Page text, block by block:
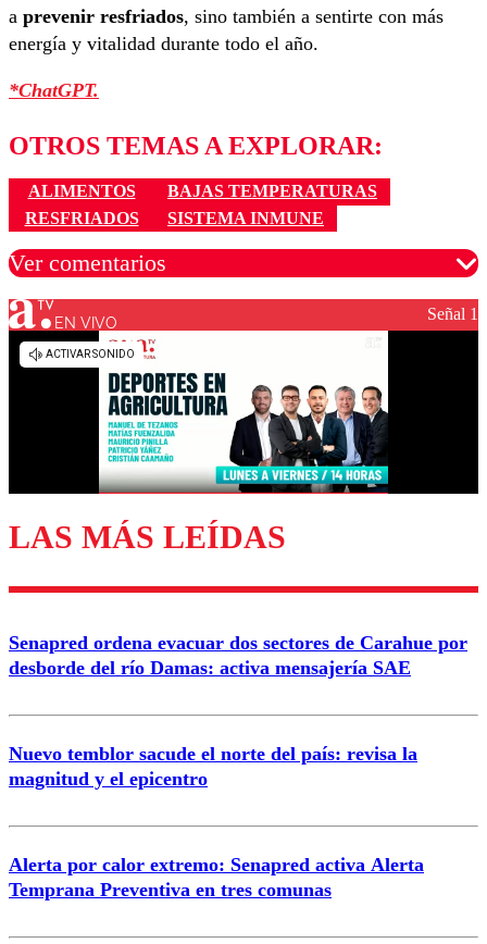
a prevenir resfriados, sino también a sentirte con más
energía y vitalidad durante todo el año.
*ChatGPT.
OTROS TEMAS A EXPLORAR:
ALIMENTOS
BAJAS TEMPERATURAS
RESFRIADOS
SISTEMA INMUNE
Ver comentarios
Los comentarios son moderados para garantizar un
Enviar comentario
EN VIVO Señal 1
LAS MÁS LEÍDAS
Senapred ordena evacuar dos sectores de Carahue por
desborde del río Damas: activa mensajería SAE
Nuevo temblor sacude el norte del país: revisa la
magnitud y el epicentro
Alerta por calor extremo: Senapred activa Alerta
Temprana Preventiva en tres comunas